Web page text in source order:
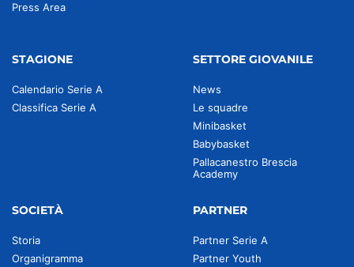
Press Area
STAGIONE
Calendario Serie A
Classifica Serie A
SETTORE GIOVANILE
News
Le squadre
Minibasket
Babybasket
Pallacanestro Brescia
Academy
SOCIETÀ
Storia
Organigramma
PARTNER
Partner Serie A
Partner Youth